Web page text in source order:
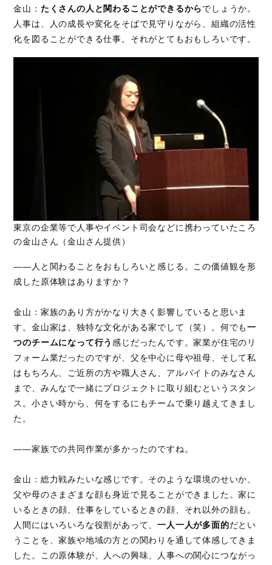
金山： たくさんの人と関わることができるからでしょうか。
人事は、人の成長や変化をそばで見守りながら、組織の活性
化を図ることができる仕事。それがとてもおもしろいです。
東京の企業等で人事やイベント司会などに携わっていたころ
の金山さん（金山さん提供）
――人と関わることをおもしろいと感じる。この価値観を形
成した原体験はありますか？
金山：家族のあり方がかなり大きく影響していると思いま
す。金山家は、独特な文化がある家でして（笑）。何でも一
つのチームになって行う感じだったんです。家業が住宅のリ
フォーム業だったのですが、父を中心に母や祖母、そして私
はもちろん、ご近所の方や職人さん、アルバイトのみなさん
まで、みんなで一緒にプロジェクトに取り組むというスタン
ス。小さい時から、何をするにもチームで乗り越えてきまし
た。
――家族での共同作業が多かったのですね。
金山：総力戦みたいな感じです。そのような環境のせいか、
父や母のさまざまな顔も身近で見ることができました。家に
いるときの顔、仕事をしているときの顔、それ以外の顔も。
人間にはいろいろな役割があって、一人一人が多面的だとい
うことを、家族や地域の方との関わりを通して体感してきま
した。この原体験が、人への興味、人事への関心につながっ